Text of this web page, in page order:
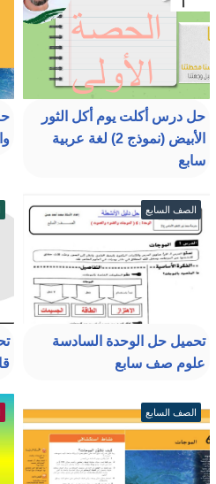
حل درس أكلت يوم أكل الثور
الأبيض (نموذج 2) لغة عربية
سابع
الصف السابع
تحميل حل الوحدة السادسة
علوم صف سابع
الصف السابع